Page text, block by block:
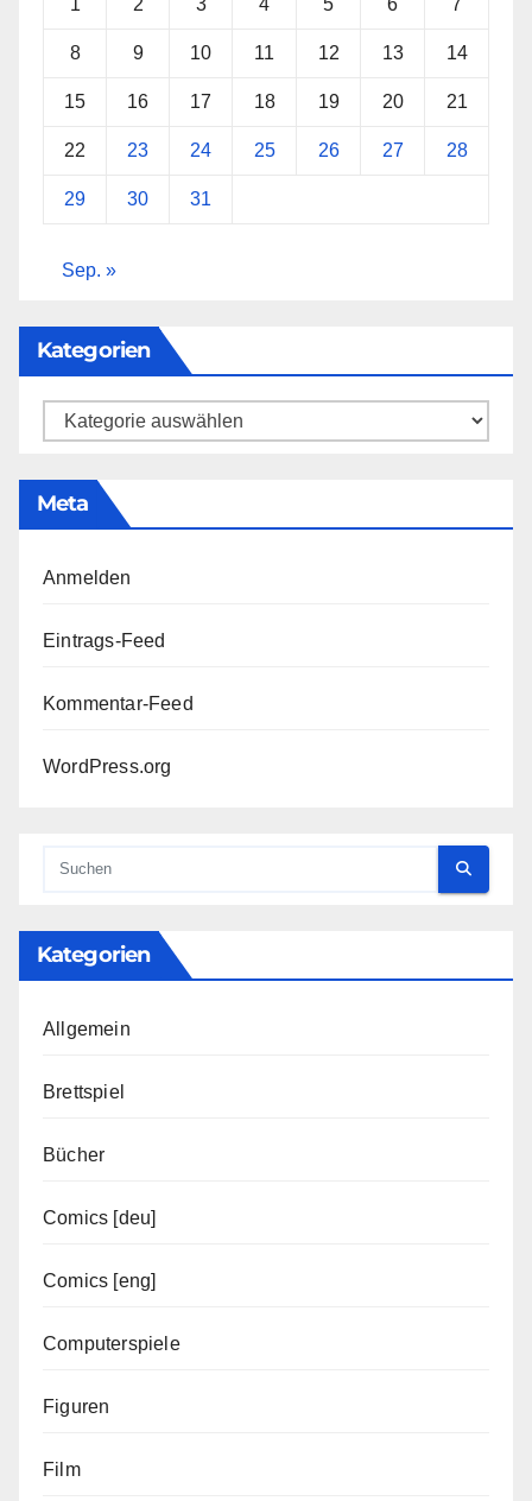
8 9 10 11 12 13 14
15 16 17 18 19 20 21
22 23 24 25 26 27 28
29 30 31
Sep. »
Kategorien
Kategorien
Meta
Anmelden
Eintrags-Feed
Kommentar-Feed
WordPress.org
Kategorien
Allgemein
Brettspiel
Bücher
Comics [deu]
Comics [eng]
Computerspiele
Figuren
Film